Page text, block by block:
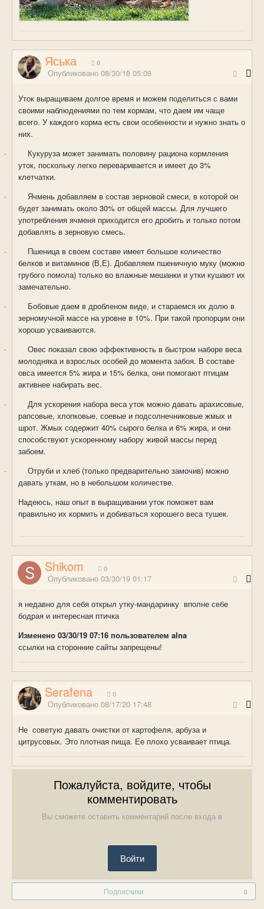
Яська 0
Опубликовано 08/30/18 05:08
Уток выращиваем долгое время и можем поделиться с вами
своими наблюдениями по тем кормам, что даем им чаще
всего. У каждого корма есть свои особенности и нужно знать о
них.
·
Кукуруза может занимать половину рациона кормления
уток, поскольку легко переваривается и имеет до 3%
клетчатки.
·
Ячмень добавляем в состав зерновой смеси, в которой он
будет занимать около 30% от общей массы. Для лучшего
употребления ячменя приходится его дробить и только потом
добавлять в зерновую смесь.
·
Пшеница в своем составе имеет большое количество
белков и витаминов (В,Е). Добавляем пшеничную муку (можно
грубого помола) только во влажные мешанки и утки кушают их
замечательно.
·
Бобовые даем в дробленом виде, и стараемся их долю в
зерномучной массе на уровне в 10%. При такой пропорции они
хорошо усваиваются.
·
Овес показал свою эффективность в быстром наборе веса
молодняка и взрослых особей до момента забоя. В составе
овса имеется 5% жира и 15% белка, они помогают птицам
активнее набирать вес.
·
Для ускорения набора веса уток можно давать арахисовые,
рапсовые, хлопковые, соевые и подсолнечниковые жмых и
шрот. Жмых содержит 40% сырого белка и 6% жира, и они
способствуют ускоренному набору живой массы перед
забоем.
·
Отруби и хлеб (только предварительно замочив) можно
давать уткам, но в небольшом количестве.
Надеюсь, наш опыт в выращивании уток поможет вам
правильно их кормить и добиваться хорошего веса тушек.
Shikom 0
Опубликовано 03/30/19 01:17
я недавно для себя открыл утку-мандаринку вполне себе
бодрая и интересная птичка
Изменено 03/30/19 07:16 пользователем alna
ссылки на сторонние сайты запрещены!
Serafena 0
Опубликовано 08/17/20 17:48
Не советую давать очистки от картофеля, арбуза и
цитрусовых. Это плотная пища. Ее плохо усваивает птица.
Пожалуйста, войдите, чтобы
комментировать
Вы сможете оставить комментарий после входа в
Войти
Подписчики 0